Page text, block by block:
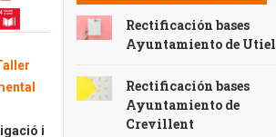
i
Rectificación bases
Ayuntamiento de Utiel
Rectificación bases
Ayuntamiento de
Crevillent